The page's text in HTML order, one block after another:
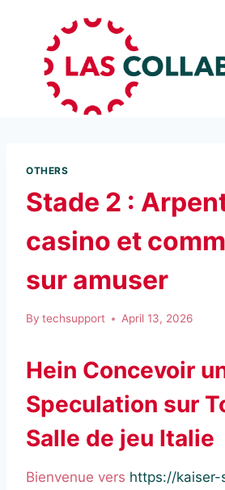
OTHERS
Stade 2 :
casino et
sur amuser
By techsupport April 13, 2026
Hein Concevoir
Speculation sur
Salle de jeu Italie
Bienvenue vers https://